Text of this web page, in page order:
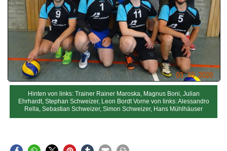
Hinten von links: Trainer Rainer Maroska, Magnus Boni, Julian
Ehrhardt, Stephan Schweizer, Leon Bordt Vorne von links: Alessandro
Rella, Sebastian Schweizer, Simon Schweizer, Hans Mühlhäuser